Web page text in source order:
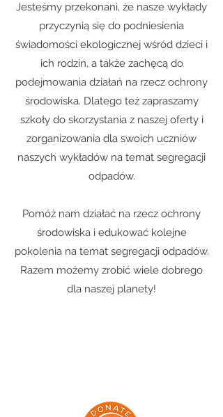
Jesteśmy przekonani, że nasze wykłady
przyczynią się do podniesienia
świadomości ekologicznej wśród dzieci i
ich rodzin, a także zachęcą do
podejmowania działań na rzecz ochrony
środowiska. Dlatego też zapraszamy
szkoły do skorzystania z naszej oferty i
zorganizowania dla swoich uczniów
naszych wykładów na temat segregacji
odpadów.
Pomóż nam działać na rzecz ochrony
środowiska i edukować kolejne
pokolenia na temat segregacji odpadów.
Razem możemy zrobić wiele dobrego
dla naszej planety!